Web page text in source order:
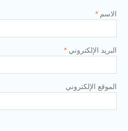
الاسم *
البريد الإلكتروني *
الموقع الإلكتروني